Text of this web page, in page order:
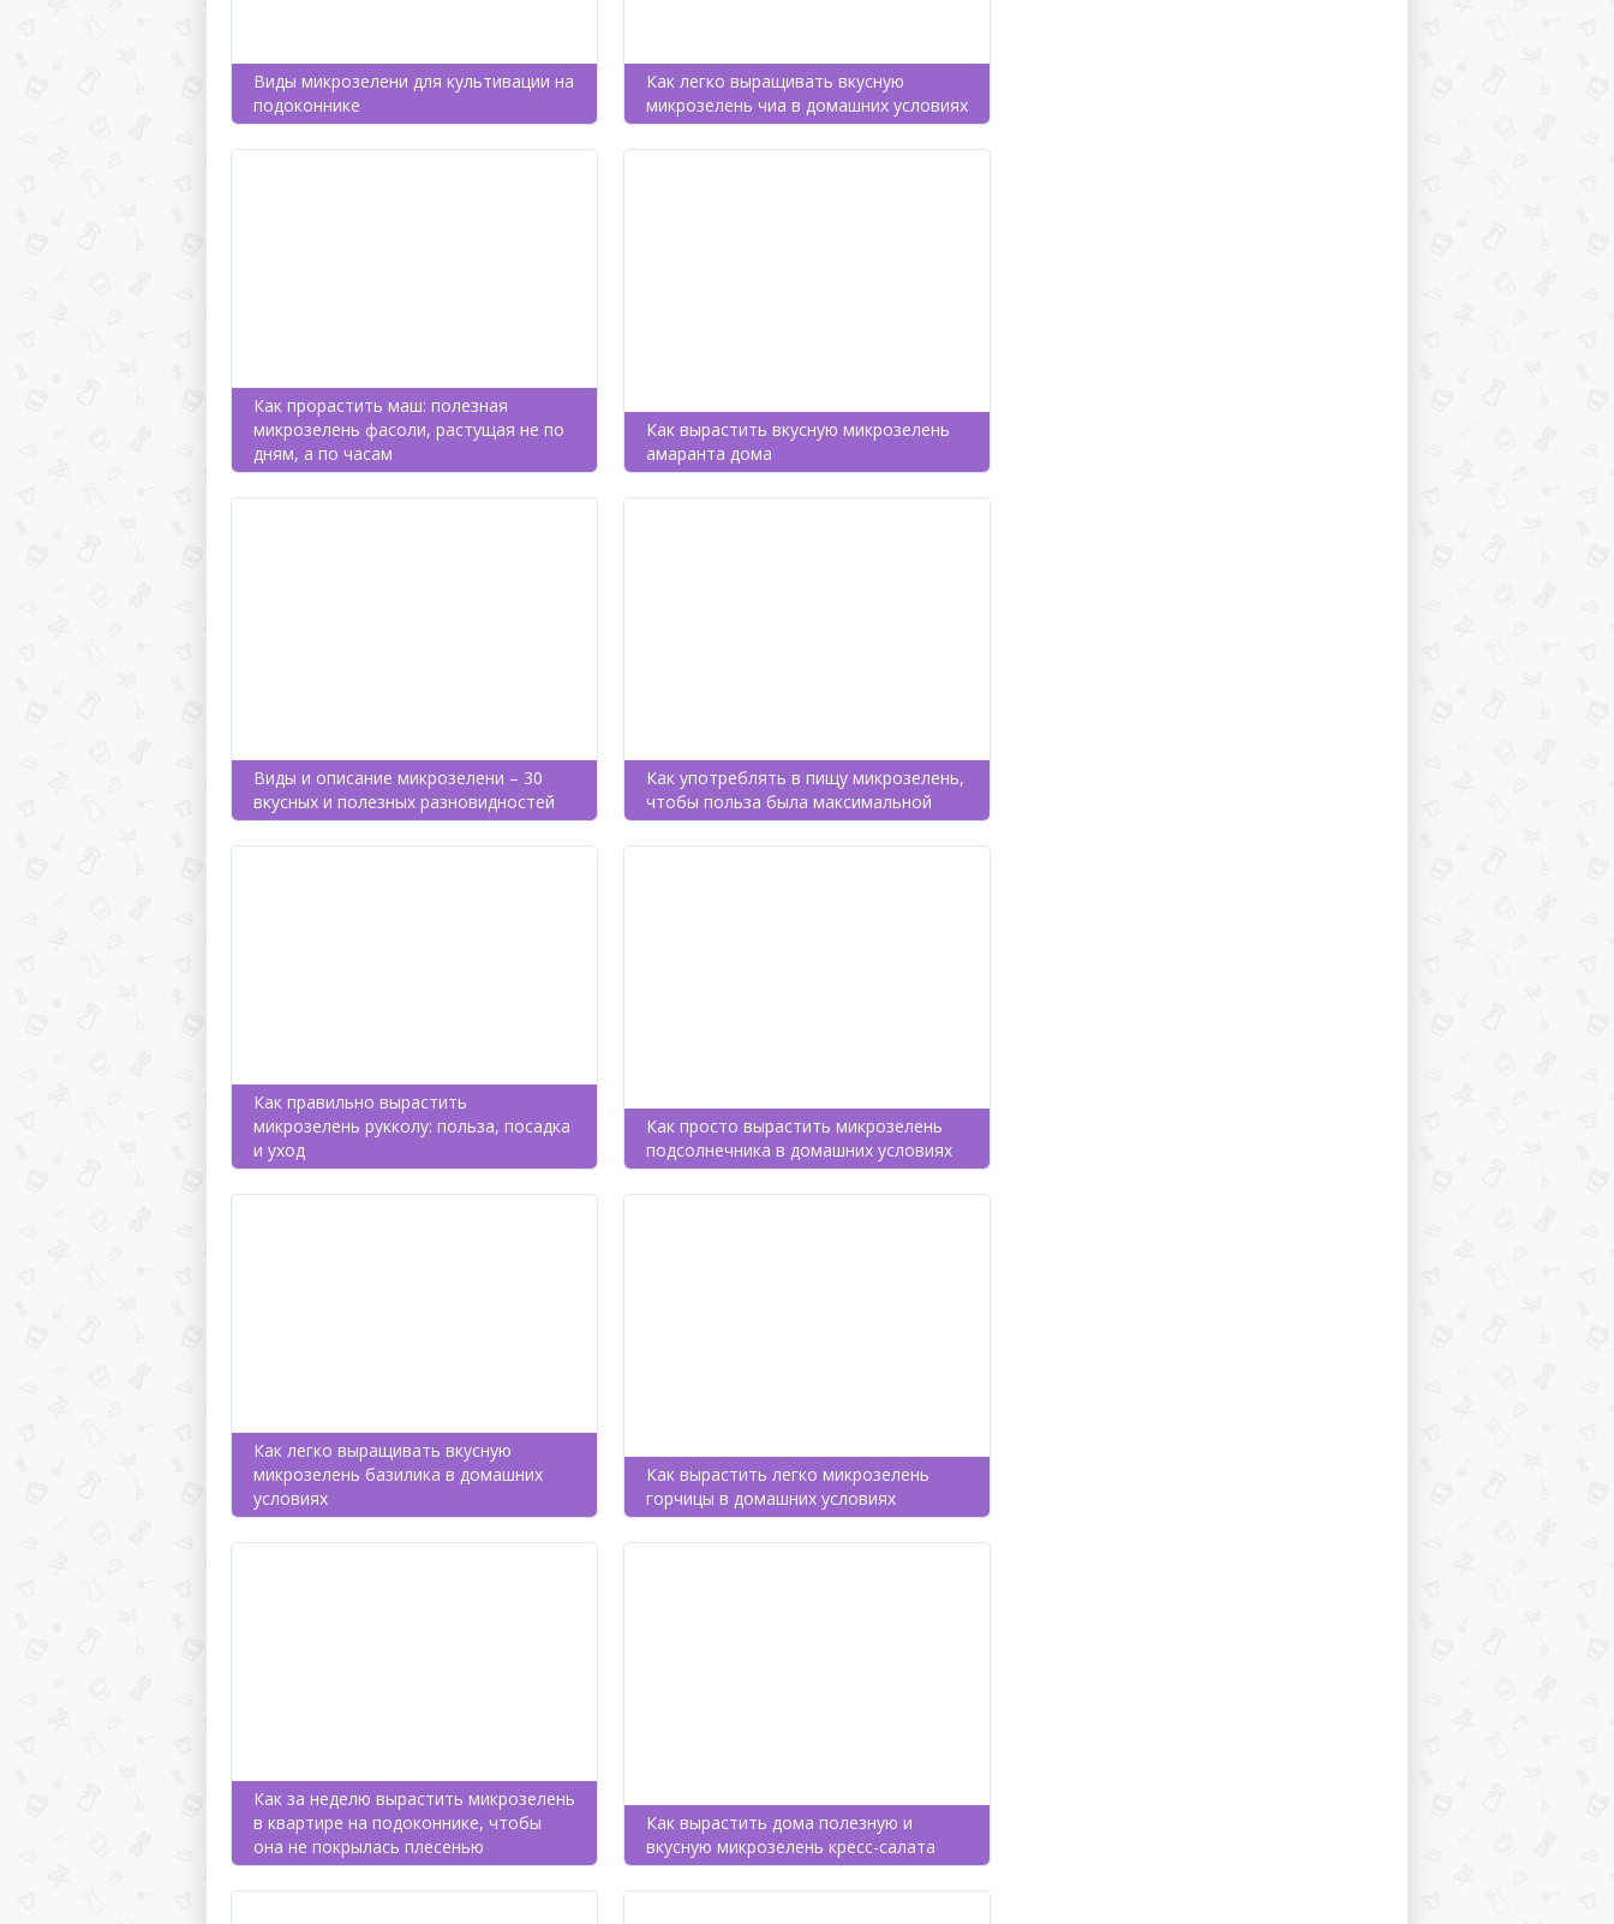
Виды микрозелени для культивации на
подоконнике
Как легко выращивать вкусную
микрозелень чиа в домашних условиях
Как прорастить маш: полезная
микрозелень фасоли, растущая не по
дням, а по часам
Как вырастить вкусную микрозелень
амаранта дома
Виды и описание микрозелени – 30
вкусных и полезных разновидностей
Как употреблять в пищу микрозелень,
чтобы польза была максимальной
Как правильно вырастить
микрозелень рукколу: польза, посадка
и уход
Как просто вырастить микрозелень
подсолнечника в домашних условиях
Как легко выращивать вкусную
микрозелень базилика в домашних
условиях
Как вырастить легко микрозелень
горчицы в домашних условиях
Как за неделю вырастить микрозелень
в квартире на подоконнике, чтобы
она не покрылась плесенью
Как вырастить дома полезную и
вкусную микрозелень кресс-салата